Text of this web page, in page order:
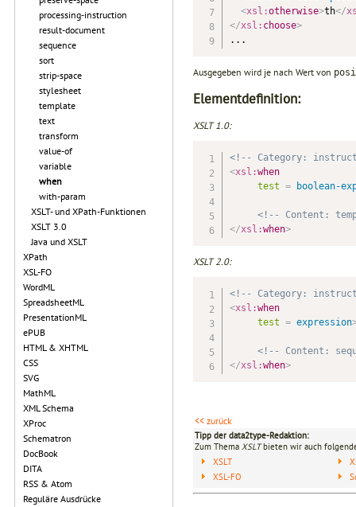
processing-instruction
result-document
sequence
sort
strip-space
stylesheet
template
text
transform
value-of
variable
when
with-param
XSLT- und XPath-Funktionen
XSLT 3.0
Java und XSLT
XPath
XSL-FO
WordML
SpreadsheetML
PresentationML
ePUB
HTML & XHTML
CSS
SVG
MathML
XML Schema
XProc
Schematron
DocBook
DITA
RSS & Atom
Reguläre Ausdrücke
<xsl:otherwise>th</
</xsl: choose>
Ausgegeben wird je nach Wert von
Elementdefinition:
XSLT 1.0:
<!-- Category:
<xsl:when
test = boolean-
<!-- Content:
</xsl:when>
XSLT 2.0:
<!-- Category:
<xsl:when
test = expression
<!-- Content:
</xsl:when>
<< zurück
Tipp der data2type-Redaktion:
Zum Thema XSLTbieten wir auch
XSLT
XSL-FO